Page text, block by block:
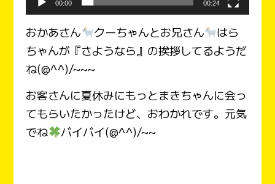
00:00 00:24
おかあさん クーちゃんとお兄さん
はら
ちゃんが『さようなら』の挨拶してるようだ
ね(@^^)/~~~
お客さんに夏休みにもっとまきちゃんに会っ
てもらいたかったけど、おわかれです。元気
でね
バイバイ(@^^)/~~